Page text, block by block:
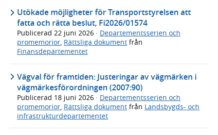
Utökade möjligheter för Transportstyrelsen att
fatta och rätta beslut, Fi2026/01574
Publicerad 22 juni 2026 · Departementsserien och
promemorior, Rättsliga dokument från
Finansdepartementet
Vägval för framtiden: Justeringar av vägmärken i
vägmärkesförordningen (2007:90)
Publicerad 18 juni 2026 · Departementsserien och
promemorior, Rättsliga dokument från Landsbygds- och
infrastrukturdepartementet